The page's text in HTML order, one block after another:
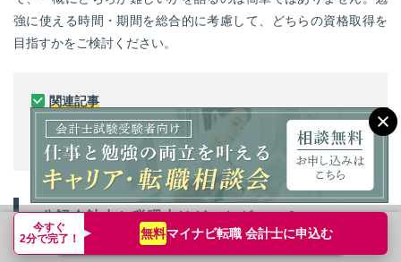
今すぐ
2分で完了！
無料マイナビ転職 会計士に申込む
強に使える時間・期間を総合的に考慮して、どちらの資格取得を
目指すかをご検討ください。
関連記事
公認会計士と税理士、取得を目指すならどちらが良い？
公認会計士と会計士って、何か違うの？
公認会計士と税理士はどっちがいい？
簡単無料 転職支援サービス申込み